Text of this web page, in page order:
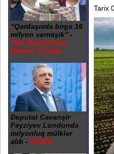
“Qardaşımla birgə 16
milyon vermişik” -
Tale Heydərovun
ifadəsi oxundu
Deputat Cavanşir
Feyziyev Londonda
milyonluq mülklər
alıb - SİYAHI
Tarix